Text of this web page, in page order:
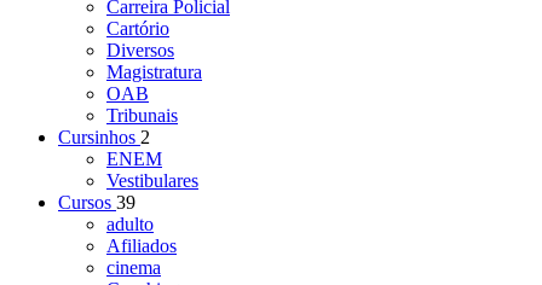
Carreira Policial
Cartório
Diversos
Magistratura
OAB
Tribunais
Cursinhos 2
ENEM
Vestibulares
Cursos 39
adulto
Afiliados
cinema